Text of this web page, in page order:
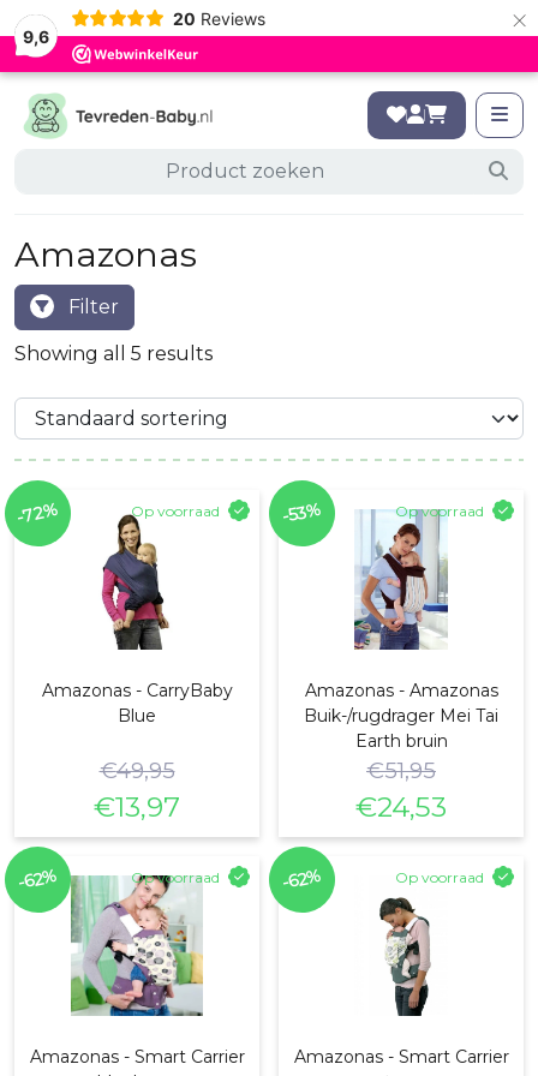
9,6
20 Reviews ×
Amazonas
Filter
Showing all 5 results
Op voorraad
-72%
Amazonas - CarryBaby
Blue
€49,95
Oorspronkelijke
prijs
was:
€49,95.
€13,97
Huidige
prijs
is:
€13,97.
Op voorraad
-53%
Amazonas - Amazonas
Buik-/rugdrager Mei Tai
Earth bruin
€51,95
Oorspronkelijke
prijs
was:
€24,53
Huidige
prijs
is:
Op voorraad
-62%
Amazonas - Smart Carrier
Op voorraad
-62%
Amazonas - Smart Carrier